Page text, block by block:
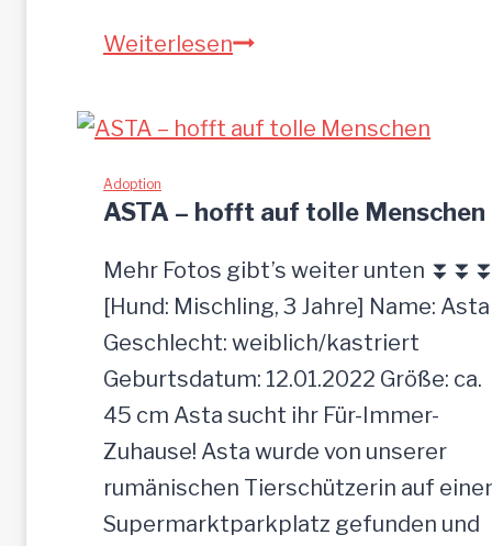
WeiterlesenP
u
t
r
a
u
l
i
c
h
Adoption
ASTA – hofft auf tolle Menschen
Mehr Fotos gibt’s weiter unten
[Hund: Mischling, 3 Jahre] Name: Asta
Geschlecht: weiblich/kastriert
Geburtsdatum: 12.01.2022 Größe: ca.
45 cm Asta sucht ihr Für-Immer-
Zuhause! Asta wurde von unserer
rumänischen Tierschützerin auf
Supermarktparkplatz gefunden und